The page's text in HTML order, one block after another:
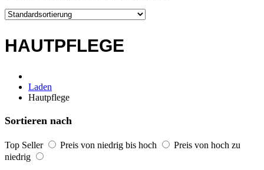
HAUTPFLEGE
Laden
Hautpflege
Sortieren nach
Top Seller Preis von niedrig bis hoch
Preis von hoch zu
niedrig